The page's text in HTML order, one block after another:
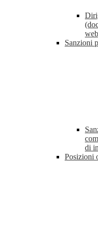
Sanzioni
di
Posizioni